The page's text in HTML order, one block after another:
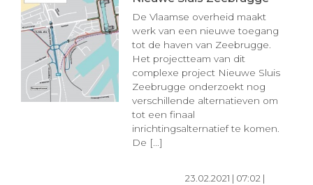
De Vlaamse overheid maakt
werk van een nieuwe toegang
tot de haven van Zeebrugge.
Het projectteam van dit
complexe project Nieuwe Sluis
Zeebrugge onderzoekt nog
verschillende alternatieven om
tot een finaal
inrichtingsalternatief te komen.
De [...]
23.02.2021 | 07:02 |